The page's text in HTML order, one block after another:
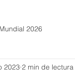
2026
2023 2 min de lectura